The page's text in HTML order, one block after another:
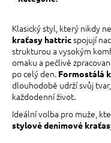
Klasický styl, který nikdy
kraťasy hattricspojují
strukturou a vysokým
omaku a pečlivě
po celý den. Formostálá
dlouhodobě udrží svůj
každodenní život.
Ideální volba pro muže,
stylové denimové